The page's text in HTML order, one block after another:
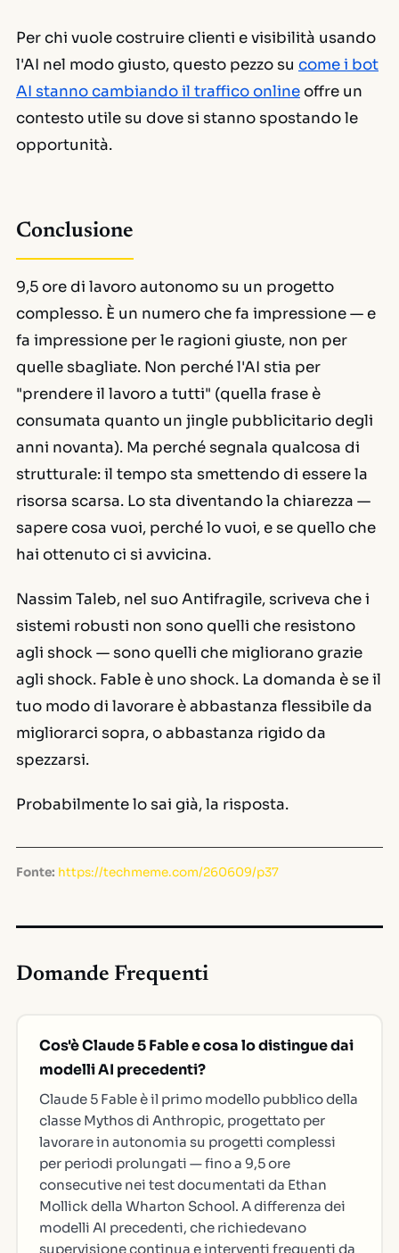
Per chi vuole costruire clienti e visibilità usando
l'AI nel modo giusto, questo pezzo su come i bot
AI stanno cambiando il traffico onlineoffre un
contesto utile su dove si stanno spostando le
opportunità.
Conclusione
9,5 ore di lavoro autonomo su un progetto
complesso. È un numero che fa impressione — e
fa impressione per le ragioni giuste, non per
quelle sbagliate. Non perché l'AI stia per
"prendere il lavoro a tutti" (quella frase è
consumata quanto un jingle pubblicitario degli
anni novanta). Ma perché segnala qualcosa di
strutturale: il tempo sta smettendo di essere la
risorsa scarsa. Lo sta diventando la chiarezza —
sapere cosa vuoi, perché lo vuoi, e se quello che
hai ottenuto ci si avvicina.
Nassim Taleb, nel suoAntifragile, scriveva che i
sistemi robusti non sono quelli che resistono
agli shock — sono quelli che migliorano grazie
agli shock. Fable è uno shock. La domanda è se il
tuo modo di lavorare è abbastanza flessibile da
migliorarci sopra, o abbastanza rigido da
spezzarsi.
Probabilmente lo sai già, la risposta.
Fonte: https://techmeme.com/260609/p37
Domande Frequenti
Cos'è Claude 5 Fable e cosa lo distingue dai
modelli AI precedenti?
Claude 5 Fable è il primo modello pubblico della
classe Mythos di Anthropic, progettato per
lavorare in autonomia su progetti complessi
per periodi prolungati — fino a 9,5 ore
consecutive nei test documentati da Ethan
Mollick della Wharton School. A differenza dei
modelli AI precedenti, che richiedevano
supervisione continua e interventi frequenti da